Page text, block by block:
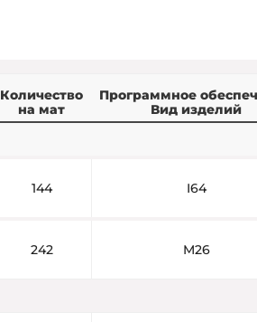
Количество
на мат
Программное
Вид изделий
144 I64
242 M26